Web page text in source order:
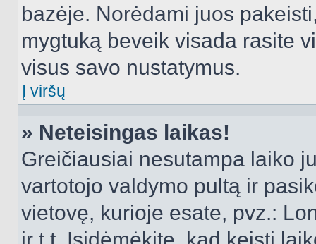
bazėje. Norėdami juos
mygtuką beveik visada rasite
visus savo nustatymus.
Į viršų
» Neteisingas laikas!
Greičiausiai nesutampa laiko
vartotojo valdymo pultą ir
vietovę, kurioje esate, pvz.: